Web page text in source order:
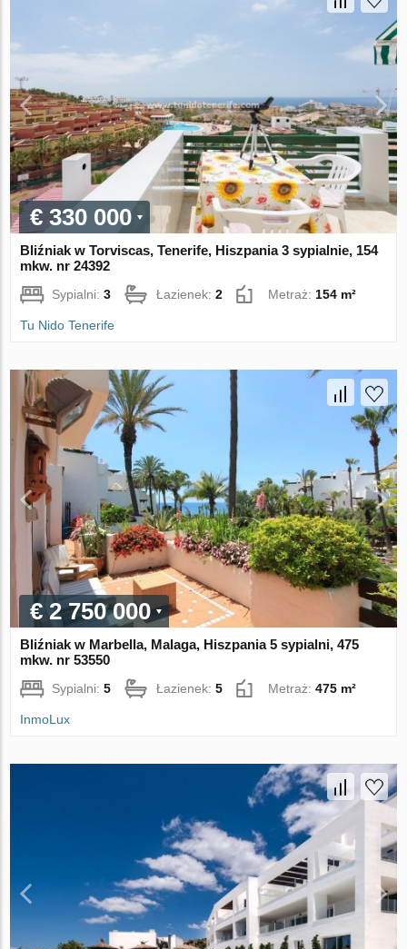
€ 330 000
Bliźniak w Torviscas, Tenerife, Hiszpania 3 sypialnie, 154
mkw. nr 24392
Sypialni:3 Łazienek:2 Metraż:154 m²
Tu Nido Tenerife
€ 2 750 000
Bliźniak w Marbella, Malaga, Hiszpania 5 sypialni, 475
mkw. nr 53550
Sypialni:5 Łazienek:5 Metraż:475 m²
InmoLux